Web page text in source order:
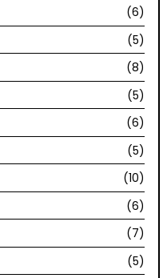
(6)
(5)
(8)
(5)
(6)
(5)
(10)
(6)
(7)
(5)